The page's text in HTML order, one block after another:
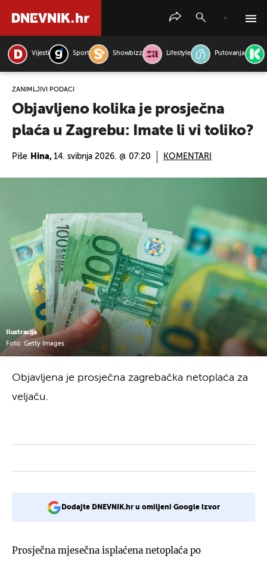
Vijesti Sport Showbizz Lifestyle Putovanja
ZANIMLJIVI PODACI
Objavljeno kolika je prosječna
plaća u Zagrebu: Imate li vi toliko?
Piše Hina, 14. svibnja 2026. @ 07:20 KOMENTARI
Ilustracija
Foto: Getty Images
Objavljena je prosječna zagrebačka netoplaća za
veljaču.
Dodajte DNEVNIK.hr u omiljeni Google izvor
Prosječna mjesečna isplaćena netoplaća po
PRETRAŽITE VIJESTI